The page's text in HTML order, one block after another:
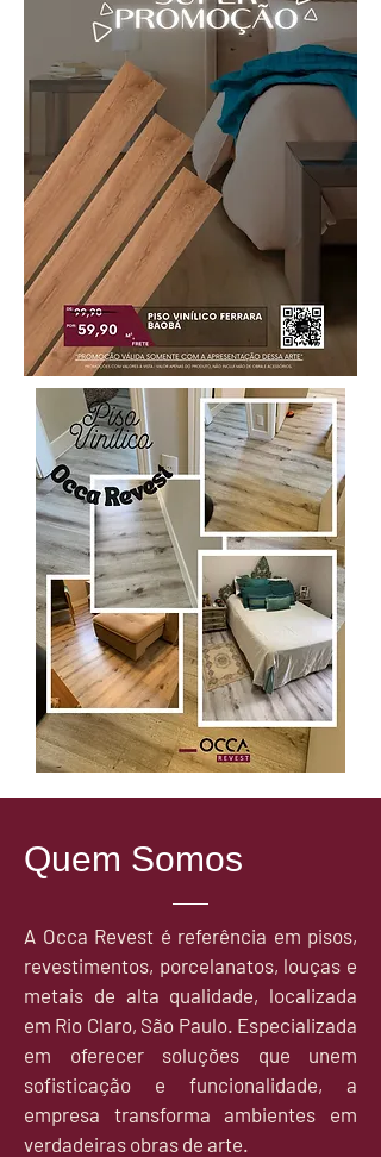
Quem Somos
A Occa Revest é referência em pisos,
revestimentos, porcelanatos, louças e
metais de alta qualidade, localizada
em Rio Claro, São Paulo. Especializada
em oferecer soluções que unem
sofisticação e funcionalidade, a
empresa transforma ambientes em
verdadeiras obras de arte.